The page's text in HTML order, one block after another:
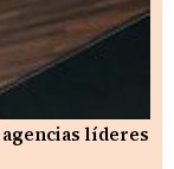
líderes